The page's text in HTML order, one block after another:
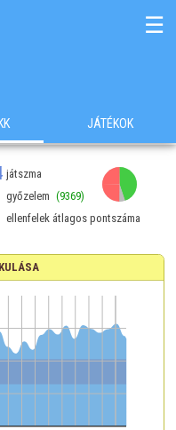
☰
JÁTÉKOK
játszma
győzelem (9369)
ellenfelek átlagos pontszáma